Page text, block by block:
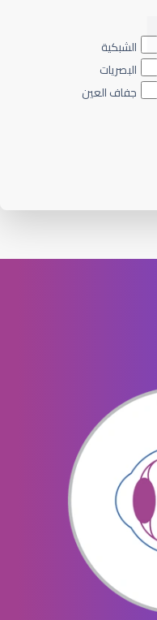
الشبكية
البصريات
جفاف العين